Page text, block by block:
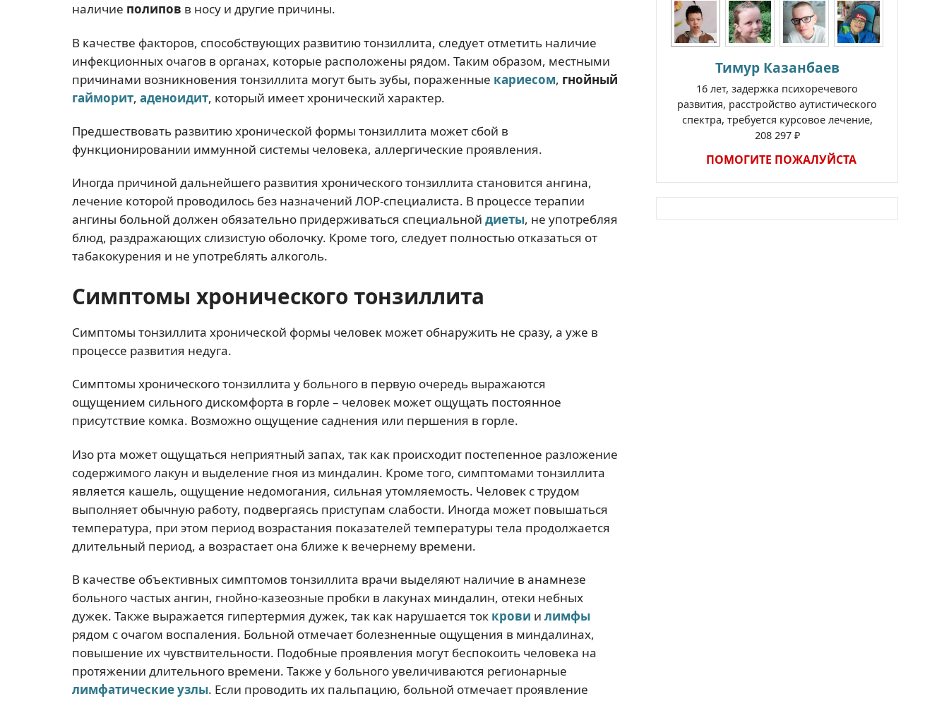
наличие полипов в носу и другие причины.
В качестве факторов, способствующих развитию тонзиллита, следует отметить наличие
инфекционных очагов в органах, которые расположены рядом. Таким образом, местными
причинами возникновения тонзиллита могут быть зубы, пораженные кариесом, гнойный
гайморит, аденоидит, который имеет хронический характер.
Предшествовать развитию хронической формы тонзиллита может сбой в
функционировании иммунной системы человека, аллергические проявления.
Иногда причиной дальнейшего развития хронического тонзиллита становится ангина,
лечение которой проводилось без назначений ЛОР-специалиста. В процессе терапии
ангины больной должен обязательно придерживаться специальной диеты, не употребляя
блюд, раздражающих слизистую оболочку. Кроме того, следует полностью отказаться от
табакокурения и не употреблять алкоголь.
Симптомы хронического тонзиллита
Симптомы тонзиллита хронической формы человек может обнаружить не сразу, а уже в
процессе развития недуга.
Симптомы хронического тонзиллита у больного в первую очередь выражаются
ощущением сильного дискомфорта в горле – человек может ощущать постоянное
присутствие комка. Возможно ощущение саднения или першения в горле.
Изо рта может ощущаться неприятный запах, так как происходит постепенное разложение
содержимого лакун и выделение гноя из миндалин. Кроме того, симптомами тонзиллита
является кашель, ощущение недомогания, сильная утомляемость. Человек с трудом
выполняет обычную работу, подвергаясь приступам слабости. Иногда может повышаться
температура, при этом период возрастания показателей температуры тела продолжается
длительный период, а возрастает она ближе к вечернему времени.
В качестве объективных симптомов тонзиллита врачи выделяют наличие в анамнезе
больного частых ангин, гнойно-казеозные пробки в лакунах миндалин, отеки небных
дужек. Также выражается гипертермия дужек, так как нарушается ток крови и лимфы
рядом с очагом воспаления. Больной отмечает болезненные ощущения в миндалинах,
повышение их чувствительности. Подобные проявления могут беспокоить человека на
протяжении длительного времени. Также у больного увеличиваются регионарные
лимфатические узлы. Если проводить их пальпацию, больной отмечает проявление
Тимур Казанбаев
16 лет, задержка психоречевого
развития, расстройство аутистического
спектра, требуется курсовое лечение,
208 297 ₽
ПОМОГИТЕ ПОЖАЛУЙСТА